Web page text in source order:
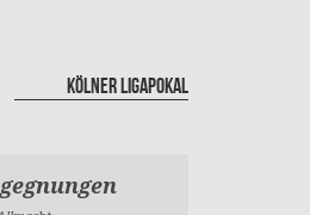
Kölner Ligapokal